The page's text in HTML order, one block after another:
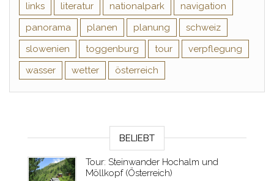
links
literatur nationalpark
navigation
panorama
planen planung
schweiz
slowenien
toggenburg tour
verpflegung
wasser
wetter österreich
BELIEBT
Tour: Steinwander Hochalm und
Möllkopf (Österreich)